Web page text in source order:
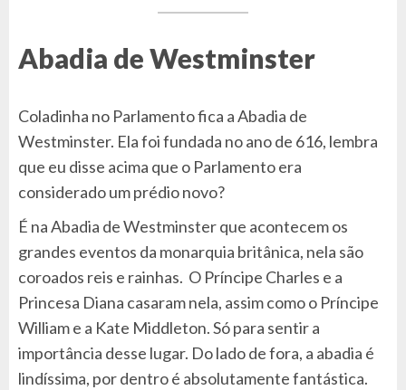
Abadia de Westminster
Coladinha no Parlamento fica a Abadia de
Westminster. Ela foi fundada no ano de 616, lembra
que eu disse acima que o Parlamento era
considerado um prédio novo?
É na Abadia de Westminster que acontecem os
grandes eventos da monarquia britânica, nela são
coroados reis e rainhas. O Príncipe Charles e a
Princesa Diana casaram nela, assim como o Príncipe
William e a Kate Middleton. Só para sentir a
importância desse lugar. Do lado de fora, a abadia é
lindíssima, por dentro é absolutamente fantástica.